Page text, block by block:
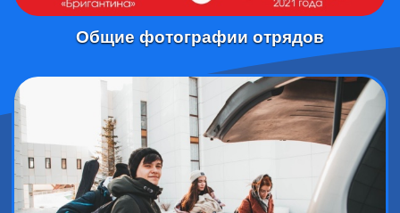
Общие фотографии отрядов